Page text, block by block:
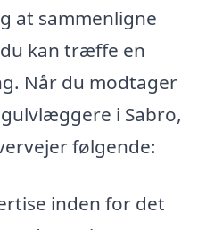
at sammenligne
kan træffe en
Når du modtager
i Sabro,
følgende:
inden for det